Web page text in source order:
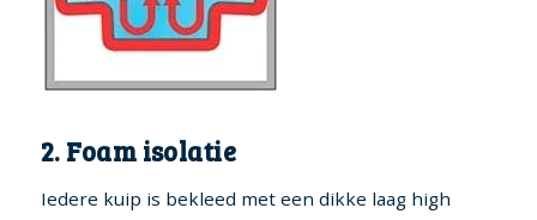
2. Foam isolatie
Iedere kuip is bekleed met een dikke laag high